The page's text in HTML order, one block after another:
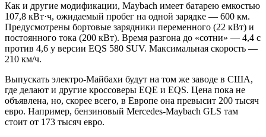
Как и другие модификации, Maybach имеет батарею емкостью
107,8 кВт·ч, ожидаемый пробег на одной зарядке — 600 км.
Предусмотрены бортовые зарядники переменного (22 кВт) и
постоянного тока (200 кВт). Время разгона до «сотни» — 4,4 с
против 4,6 у версии EQS 580 SUV. Максимальная скорость —
210 км/ч.
Выпускать электро-Майбахи будут на том же заводе в США,
где делают и другие кроссоверы EQE и EQS. Цена пока не
объявлена, но, скорее всего, в Европе она превысит 200 тысяч
евро. Например, бензиновый Mercedes-Maybach GLS там
стоит от 173 тысяч евро.